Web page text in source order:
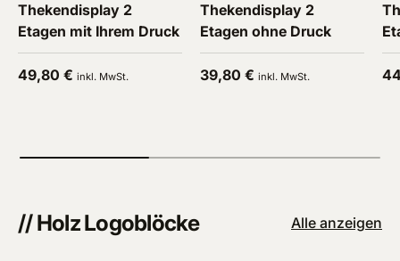
Thekendisplay 2
Etagen mit Ihrem Druck
Normaler Preis
49,80 € inkl. MwSt.
Thekendisplay 2
Etagen ohne Druck
Normaler Preis
39,80 € inkl. MwSt.
// Holz Logoblöcke Alle anzeigen